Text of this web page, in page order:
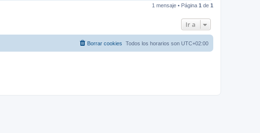
r
1 mensaje • Página 1 de 1
Ir a
Todos los horarios son UTC+02:00
Borrar cookies